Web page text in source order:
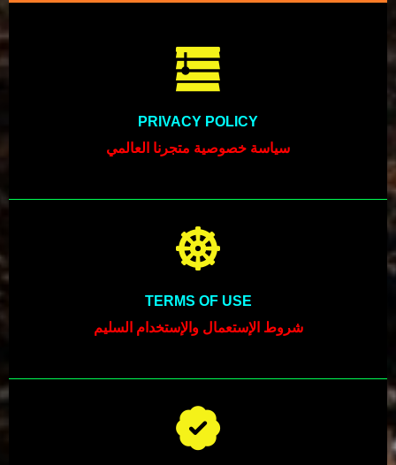
PRIVACY POLICY
سياسة خصوصية متجرنا العالمي
TERMS OF USE
شروط الإستعمال والإستخدام السليم